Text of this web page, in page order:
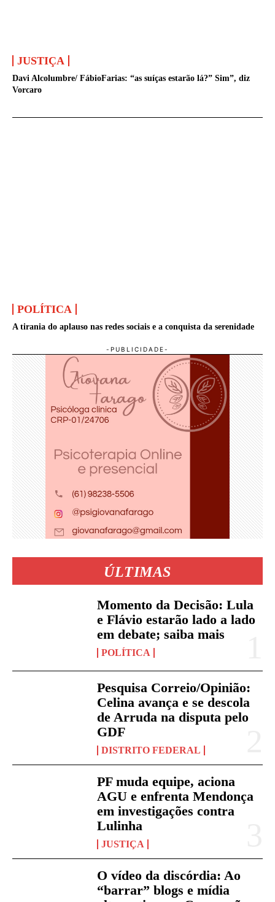
JUSTIÇA
Davi Alcolumbre/ FábioFarias: “as suíças estarão lá?” Sim”, diz
Vorcaro
POLÍTICA
A tirania do aplauso nas redes sociais e a conquista da serenidade
ÚLTIMAS
Momento da Decisão: Lula
e Flávio estarão lado a lado
em debate; saiba mais
POLÍTICA
Pesquisa Correio/Opinião:
Celina avança e se descola
de Arruda na disputa pelo
GDF
DISTRITO FEDERAL
PF muda equipe, aciona
AGU e enfrenta Mendonça
em investigações contra
Lulinha
JUSTIÇA
O vídeo da discórdia: Ao
“barrar” blogs e mídia